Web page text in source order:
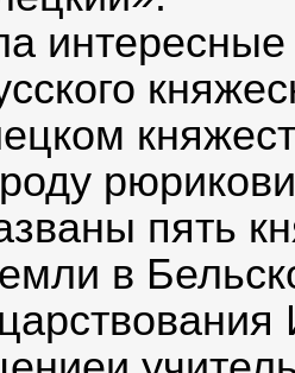
пять
в